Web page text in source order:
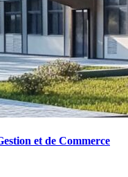
et de Commerce